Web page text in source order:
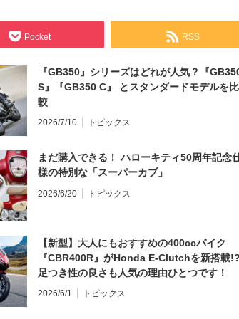
Pocket RSS
『GB350』シリーズはどれが人気？『
S』『GB350 C』 とスタンダードモデルを比
較
2026/7/10 トピックス
まだ購入できる！ ハローキティ50周年記念
様の特別な「スーパーカブ」
2026/6/20 トピックス
【新型】大人にもおすすめの400ccバイク
『CBR400R』がHonda E-Clutchを新搭載
足つき性の良さも人気の理由ひとつです！
2026/6/1 トピックス